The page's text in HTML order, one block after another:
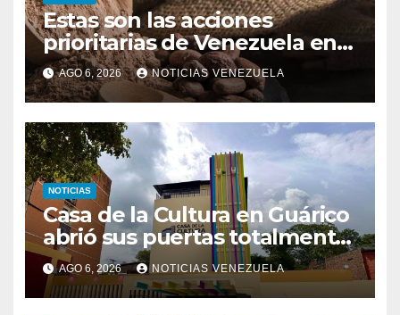
Estas son las acciones
prioritarias de Venezuela en
materia de cacao
AGO 6, 2026 NOTICIAS VENEZUELA
NOTICIAS
Casa de la Cultura en Guárico
abrió sus puertas totalmente
renovada
AGO 6, 2026 NOTICIAS VENEZUELA